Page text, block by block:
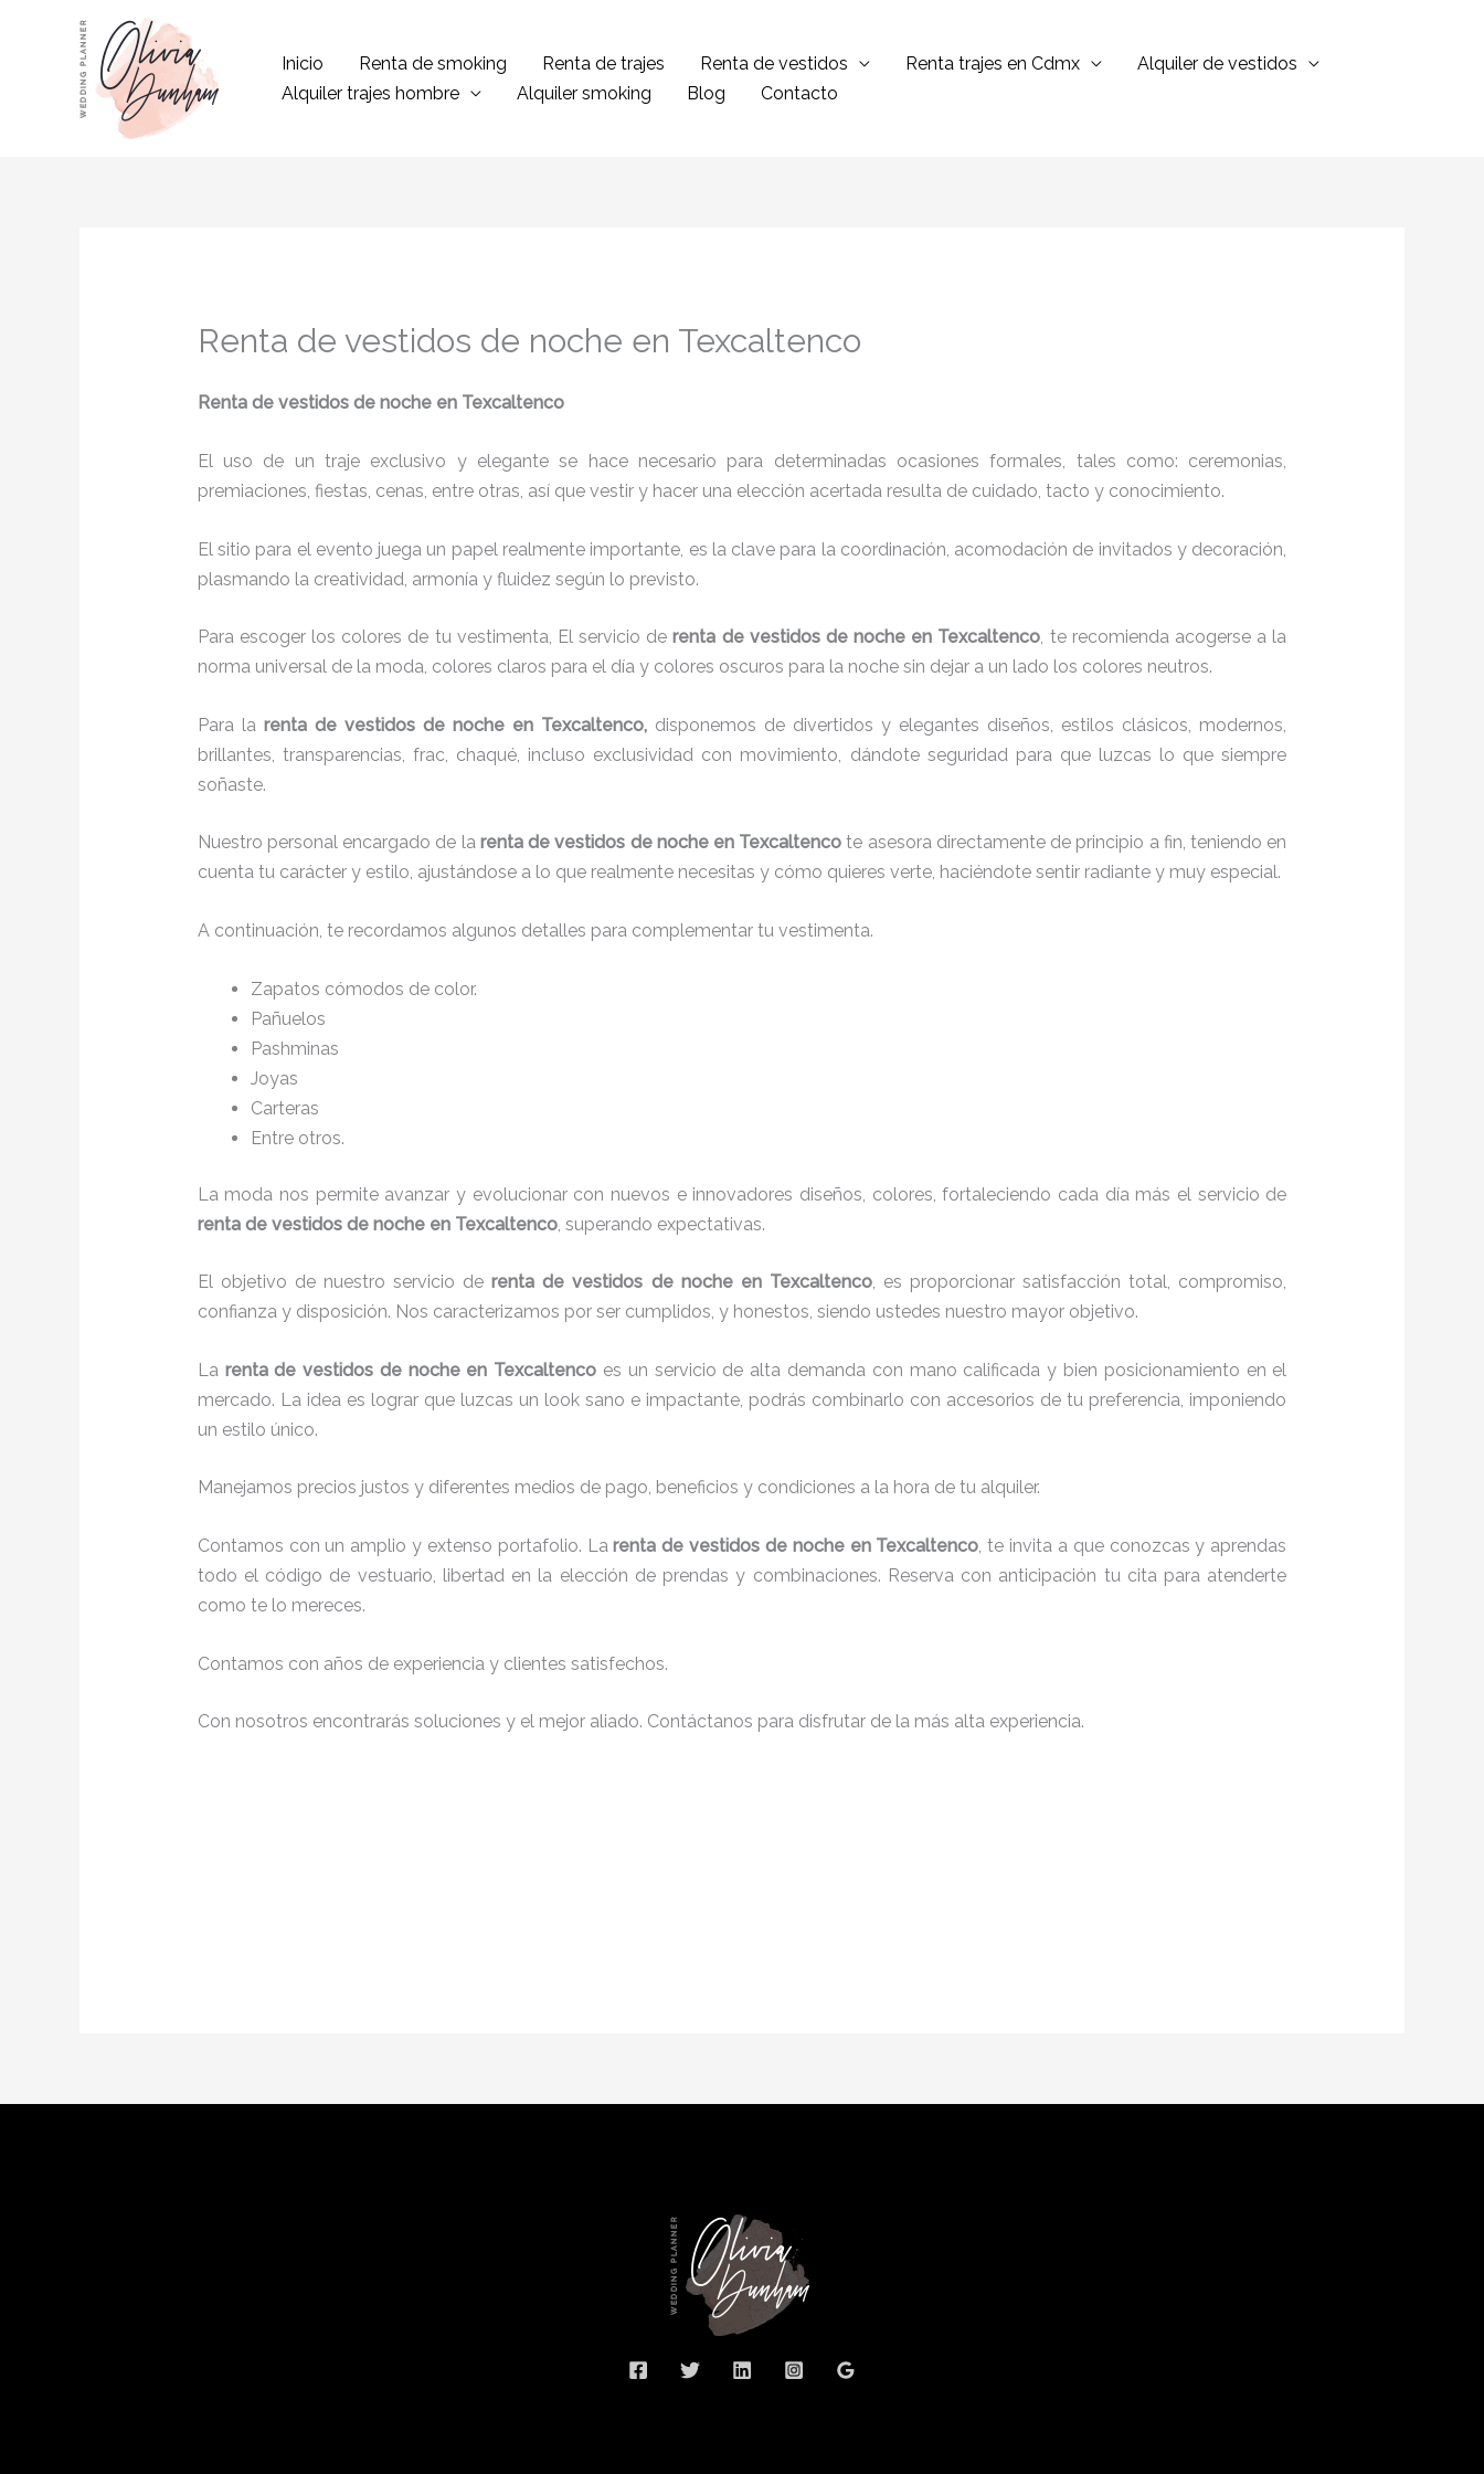
contenido
Inicio Renta de smoking Renta de trajes Renta de vestidos Renta trajes en Cdmx
Alquiler de vestidos
Alquiler trajes hombre
Alquiler smoking Blog Contacto
Renta de vestidos de noche en Texcaltenco
Renta de vestidos de noche en Texcaltenco
El uso de un traje exclusivo y elegante se hace necesario para determinadas ocasiones formales, tales como: ceremonias,
premiaciones, fiestas, cenas, entre otras, así que vestir y hacer una elección acertada resulta de cuidado, tacto y conocimiento.
El sitio para el evento juega un papel realmente importante, es la clave para la coordinación, acomodación de invitados y decoración,
plasmando la creatividad, armonía y fluidez según lo previsto.
Para escoger los colores de tu vestimenta, El servicio derenta de vestidos de noche en Texcaltenco, te recomienda acogerse a la
norma universal de la moda, colores claros para el día y colores oscuros para la noche sin dejar a un lado los colores neutros.
Para la renta de vestidos de noche en Texcaltenco, disponemos de divertidos y elegantes diseños, estilos clásicos, modernos,
brillantes, transparencias, frac, chaqué, incluso exclusividad con movimiento, dándote seguridad para que luzcas lo que siempre
soñaste.
Nuestro personal encargado de la renta de vestidos de noche en Texcaltenco te asesora directamente de principio a fin, teniendo en
cuenta tu carácter y estilo, ajustándose a lo que realmente necesitas y cómo quieres verte, haciéndote sentir radiante y muy especial.
A continuación, te recordamos algunos detalles para complementar tu vestimenta.
Zapatos cómodos de color.
Pañuelos
Pashminas
Joyas
Carteras
Entre otros.
La moda nos permite avanzar y evolucionar con nuevos e innovadores diseños, colores, fortaleciendo cada día más el servicio de
renta de vestidos de noche en Texcaltenco, superando expectativas.
El objetivo de nuestro servicio derenta de vestidos de noche en Texcaltenco, es proporcionar satisfacción total, compromiso,
confianza y disposición. Nos caracterizamos por ser cumplidos, y honestos, siendo ustedes nuestro mayor objetivo.
La renta de vestidos de noche en Texcaltenco es un servicio de alta demanda con mano calificada y bien posicionamiento en el
mercado. La idea es lograr que luzcas un look sano e impactante, podrás combinarlo con accesorios de tu preferencia, imponiendo
un estilo único.
Manejamos precios justos y diferentes medios de pago, beneficios y condiciones a la hora de tu alquiler.
Contamos con un amplio y extenso portafolio. Larenta de vestidos de noche en Texcaltenco, te invita a que conozcas y aprendas
todo el código de vestuario, libertad en la elección de prendas y combinaciones. Reserva con anticipación tu cita para atenderte
como te lo mereces.
Contamos con años de experiencia y clientes satisfechos.
Con nosotros encontrarás soluciones y el mejor aliado. Contáctanos para disfrutar de la más alta experiencia.